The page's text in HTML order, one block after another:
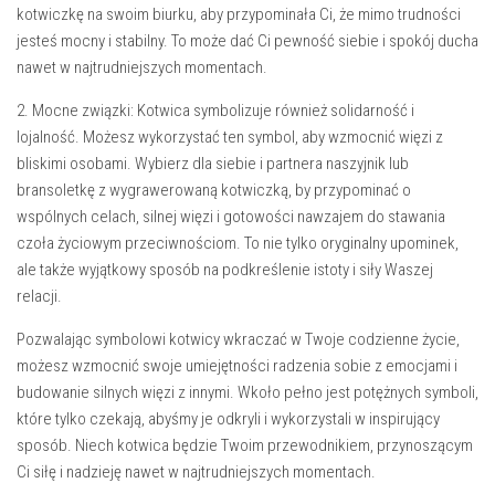
kotwiczkę na‍ swoim biurku, aby przypominała Ci, że mimo‌ trudności
jesteś mocny i‌ stabilny. To może dać Ci pewność‌ siebie i spokój⁣ ducha‍
nawet w najtrudniejszych momentach.
2. ‌Mocne związki: Kotwica ⁤symbolizuje również solidarność i
lojalność.​ Możesz ⁤wykorzystać ten symbol, aby wzmocnić‍ więzi z
bliskimi⁣ osobami. Wybierz⁢ dla ⁣siebie i partnera​ naszyjnik ⁢lub
bransoletkę ​z wygrawerowaną kotwiczką, ‍by⁢ przypominać o⁢
wspólnych celach, silnej​ więzi ‍i gotowości nawzajem do⁢ stawania
czoła życiowym przeciwnościom.​ To ‌nie tylko oryginalny upominek,
ale ⁣także wyjątkowy⁣ sposób na podkreślenie istoty i ⁤siły‌ Waszej
relacji.
Pozwalając symbolowi kotwicy ‌wkraczać w Twoje ⁣codzienne ⁤życie,
możesz wzmocnić swoje umiejętności radzenia sobie ‌z emocjami i
budowanie silnych więzi z ​innymi. ‍Wkoło pełno jest ​potężnych symboli,
które tylko czekają, abyśmy​ je odkryli i wykorzystali w ⁣inspirujący
sposób. Niech ⁤kotwica będzie ⁤Twoim przewodnikiem, przynoszącym
‌Ci siłę i nadzieję nawet w ​najtrudniejszych momentach.